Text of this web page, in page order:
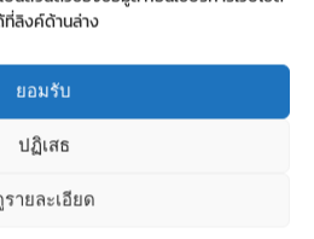
ที่ลิงค์ด้านล่าง
ยอมรับ
ปฏิเสธ
รายละเอียด